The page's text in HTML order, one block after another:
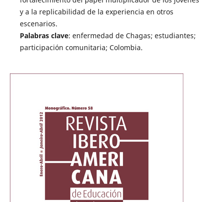
y a la replicabilidad de la experiencia en otros
escenarios.
Palabras clave: enfermedad de Chagas; estudiantes;
participación comunitaria; Colombia.